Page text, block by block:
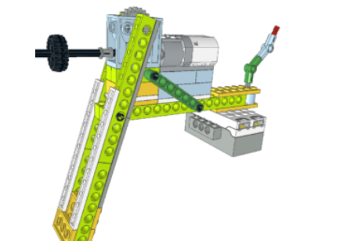
4,50€
hasta
28,00€